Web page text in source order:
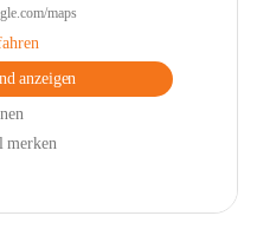
maps
anzeigen
merken